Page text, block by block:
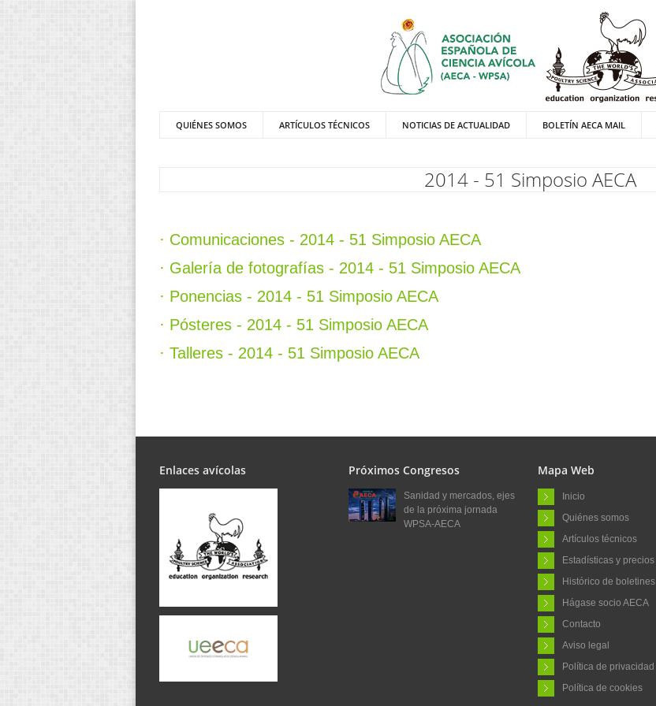
QUIÉNES SOMOS ARTÍCULOS TÉCNICOS NOTICIAS DE ACTUALIDAD BOLETÍN AECA MAIL
2014 - 51 Simposio AECA
· Comunicaciones - 2014 - 51 Simposio AECA
· Galería de fotografías - 2014 - 51 Simposio AECA
· Ponencias - 2014 - 51 Simposio AECA
· Pósteres - 2014 - 51 Simposio AECA
· Talleres - 2014 - 51 Simposio AECA
Enlaces avícolas Próximos Congresos
Sanidad y mercados, ejes
de la próxima jornada
WPSA-AECA
Mapa Web
Inicio
Quiénes somos
Artículos técnicos
Estadísticas y precios
Histórico de boletines
Hágase socio AECA
Contacto
Aviso legal
Política de privacidad
Política de cookies